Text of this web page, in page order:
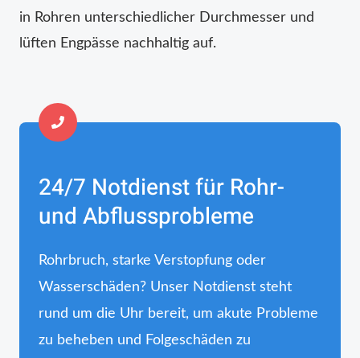
in Rohren unterschiedlicher Durchmesser und
lüften Engpässe nachhaltig auf.
24/7 Notdienst für Rohr-
und Abflussprobleme
Rohrbruch, starke Verstopfung oder
Wasserschäden? Unser Notdienst steht
rund um die Uhr bereit, um akute Probleme
zu beheben und Folgeschäden zu